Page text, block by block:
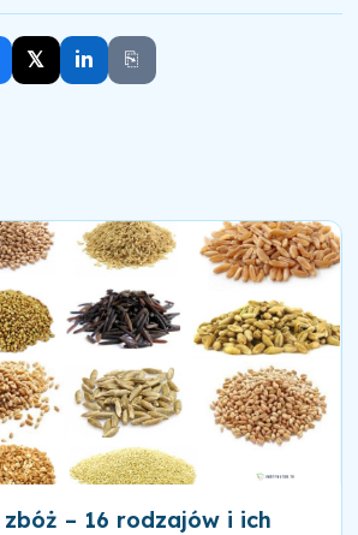
𝕏 in ⎘
zbóż – 16 rodzajów i ich